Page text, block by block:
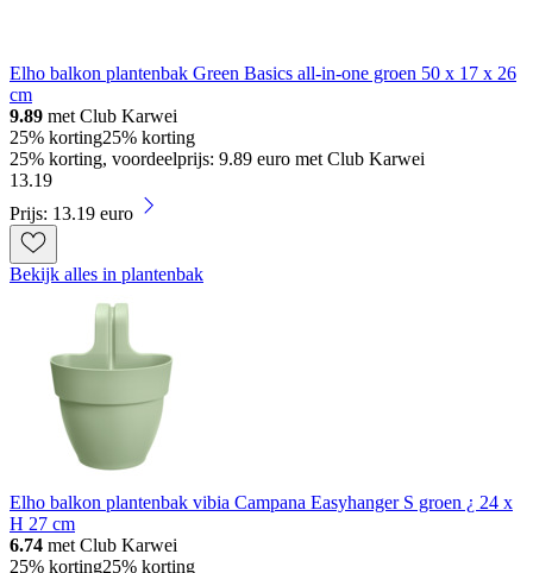
Elho balkon plantenbak Green Basics all-in-one groen 50 x 17 x 26
cm
9.89 met Club Karwei
25% korting25% korting
25% korting, voordeelprijs: 9.89 euro met Club Karwei
13.19
Prijs: 13.19 euro
Bekijk alles in plantenbak
Elho balkon plantenbak vibia Campana Easyhanger S groen ¿ 24 x
H 27 cm
6.74 met Club Karwei
25% korting25% korting